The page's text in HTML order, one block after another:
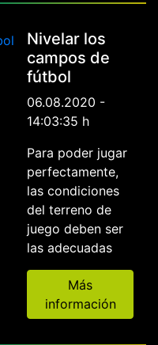
Nivelar los
campos de
fútbol
06.08.2020 -
14:03:35 h
Para poder jugar
perfectamente,
las condiciones
del terreno de
juego deben ser
las adecuadas
Más
información